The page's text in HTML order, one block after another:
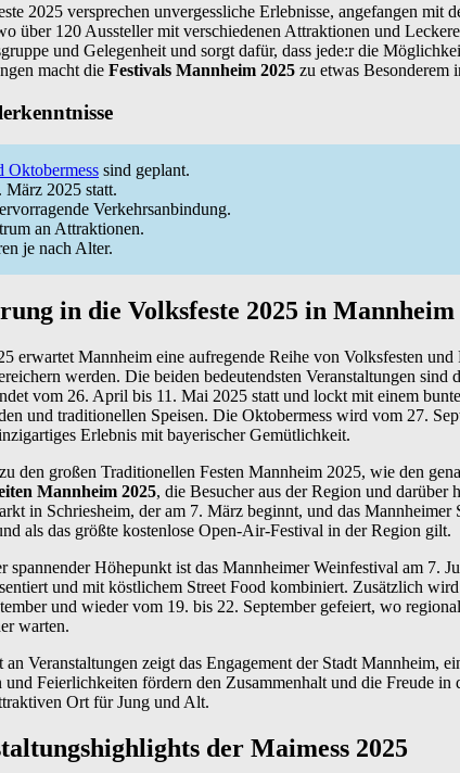
2025 versprechen unvergessliche Erlebnisse, angefangen mit
über 120 Aussteller mit verschiedenen Attraktionen und
und Gelegenheit und sorgt dafür, dass jede:r die
macht die Festivals Mannheim 2025 zu etwas Besonderem
Oktobermess sind geplant.
2025 statt.
Verkehrsanbindung.
an Attraktionen.
je nach Alter.
in die Volksfeste 2025 in Mannheim
erwartet Mannheim eine aufregende Reihe von Volksfesten
werden. Die beiden bedeutendsten Veranstaltungen
vom 26. April bis 11. Mai 2025 statt und lockt mit einem
und traditionellen Speisen. Die Oktobermess wird vom 27.
Erlebnis mit bayerischer Gemütlichkeit.
den großen Traditionellen Festen Mannheim 2025, wie den
Mannheim 2025, die Besucher aus der Region und darüber
in Schriesheim, der am 7. März beginnt, und das Mannheimer
als das größte kostenlose Open-Air-Festival in der Region gilt.
spannender Höhepunkt ist das Mannheimer Weinfestival am 7.
und mit köstlichem Street Food kombiniert. Zusätzlich
und wieder vom 19. bis 22. September gefeiert, wo
warten.
Veranstaltungen zeigt das Engagement der Stadt Mannheim,
und Feierlichkeiten fördern den Zusammenhalt und die Freude in
Ort für Jung und Alt.
der Maimess 2025